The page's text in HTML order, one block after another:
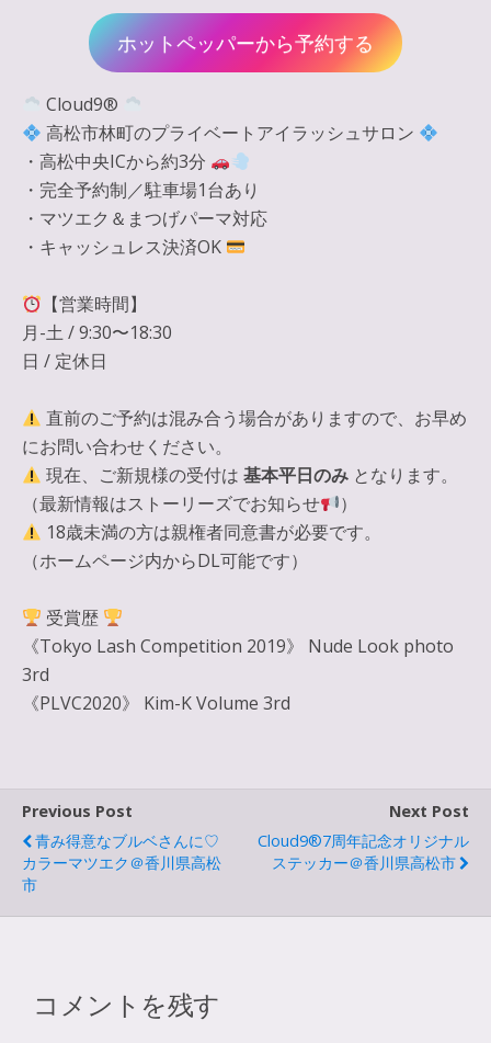
ホットペッパーから予約する
Cloud9®
高松市林町のプライベートアイラッシュサロン
・高松中央ICから約3分
・完全予約制／駐車場1台あり
・マツエク＆まつげパーマ対応
・キャッシュレス決済OK
【営業時間】
月-土 / 9:30〜18:30
日 / 定休日
直前のご予約は混み合う場合がありますので、お早め
にお問い合わせください。
現在、ご新規様の受付は基本平日のみ となります。
（最新情報はストーリーズでお知らせ
）
18歳未満の方は親権者同意書が必要です。
（ホームページ内からDL可能です）
受賞歴
《Tokyo Lash Competition 2019》 Nude Look photo
3rd
《PLVC2020》 Kim-K Volume 3rd
Previous Post
青み得意なブルベさんに♡
カラーマツエク＠香川県高松
市
Next Post
Cloud9®7周年記念オリジナル
ステッカー＠香川県高松市
コメントを残す